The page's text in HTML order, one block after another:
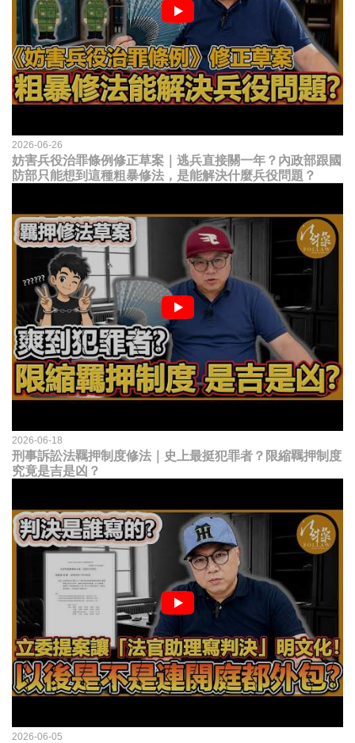
2026-06-26
妨害兵役治罪條例修正草案｜逃兵直接關一年？內政部跟國
防部只能想到這種粗暴修法，是能解決什麼兵役問題？
2026-06-18
刑事訴訟法羈押制度修法｜史上最挺犯罪者？限縮羈押制度
究竟是吉是凶？
2026-06-05